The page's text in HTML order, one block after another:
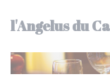
l'Angelus du